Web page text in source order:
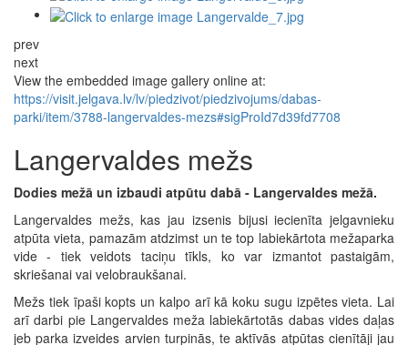
prev
next
View the embedded image gallery online at:
https://visit.jelgava.lv/lv/piedzivot/piedzivojums/dabas-
parki/item/3788-langervaldes-mezs#sigProId7d39fd7708
Langervaldes mežs
Dodies mežā un izbaudi atpūtu dabā - Langervaldes mežā.
Langervaldes mežs, kas jau izsenis bijusi iecienīta jelgavnieku
atpūta vieta, pamazām atdzimst un te top labiekārtota mežaparka
vide - tiek veidots taciņu tīkls, ko var izmantot pastaigām,
skriešanai vai velobraukšanai.
Mežs tiek īpaši kopts un kalpo arī kā koku sugu izpētes vieta. Lai
arī darbi pie Langervaldes meža labiekārtotās dabas vides daļas
jeb parka izveides arvien turpinās, te aktīvās atpūtas cienītāji jau